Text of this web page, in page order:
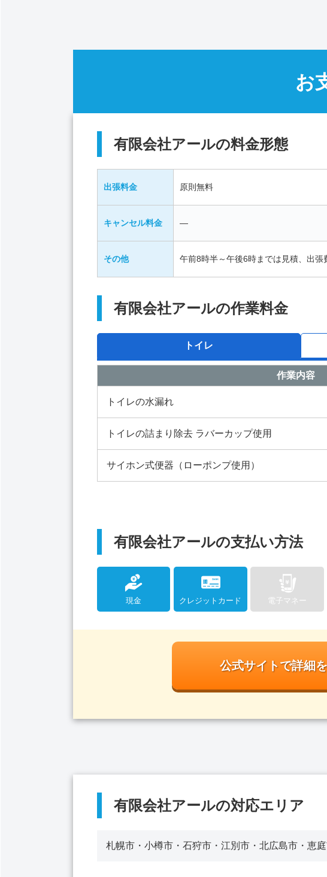
お
有限会社アールの料金形態
出張料金 原則無料
キャンセル料金 ―
その他 午前8時半～午後6時までは見積、出張
有限会社アールの作業料金
トイレ
作業内容
トイレの水漏れ
トイレの詰まり除去 ラバーカップ使用
サイホン式便器（ローポンプ使用）
有限会社アールの支払い方法
現金 クレジットカード 電子マネー
公式サイトで詳細
有限会社アールの対応エリア
札幌市・小樽市・石狩市・江別市・北広島市・恵